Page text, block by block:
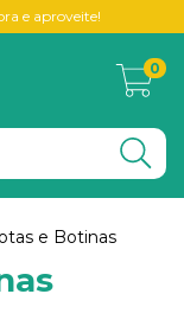
e aproveite!
0
e Botinas